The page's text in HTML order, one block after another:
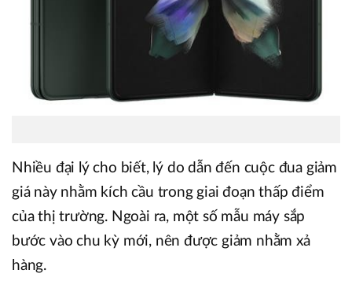
Nhiều đại lý cho biết, lý do dẫn đến cuộc đua giảm
giá này nhằm kích cầu trong giai đoạn thấp điểm
của thị trường. Ngoài ra, một số mẫu máy sắp
bước vào chu kỳ mới, nên được giảm nhằm xả
hàng.